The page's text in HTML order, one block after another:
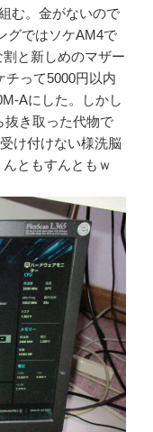
む。金がないので
グではソケAM4で
と新しめのマザー
チって5000円以内
Aにした。しかし
抜き取った代物で
け付けない様洗脳
ともすんともｗ